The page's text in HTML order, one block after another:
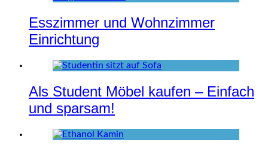
Esszimmer und Wohnzimmer
Einrichtung
Als Student Möbel kaufen – Einfach
und sparsam!